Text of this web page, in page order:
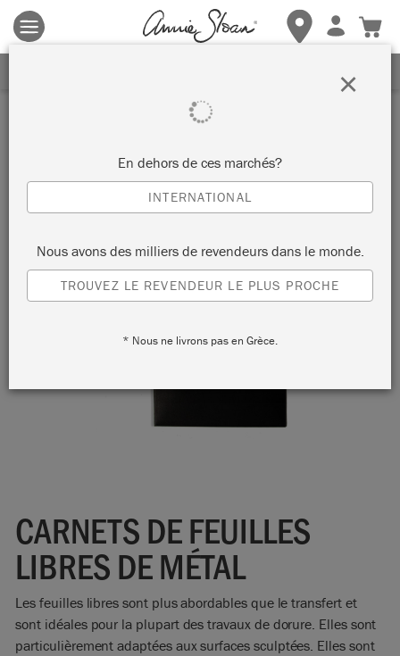
Les conditions générales s'appliquent. Cliquez ici
détails.
CARNETS DE FEUILLES
LIBRES DE MÉTAL
Les feuilles libres sont plus abordables que le transfert et
sont idéales pour la plupart des travaux de dorure. Elles sont
particulièrement adaptées aux surfaces sculptées. Elles sont
En dehors de ces marchés?
INTERNATIONAL
Nous avons des milliers de revendeurs dans le monde.
TROUVEZ LE REVENDEUR LE PLUS PROCHE
* Nous ne livrons pas en Grèce.
×